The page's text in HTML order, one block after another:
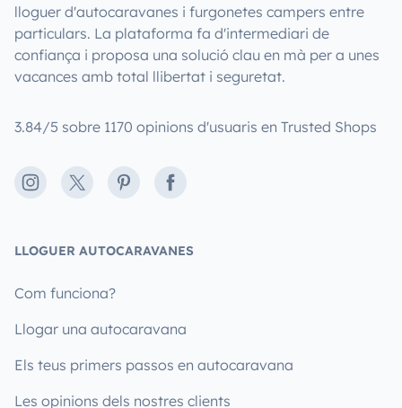
lloguer d'autocaravanes i furgonetes campers entre
particulars. La plataforma fa d'intermediari de
confiança i proposa una solució clau en mà per a unes
vacances amb total llibertat i seguretat.
3.84/5 sobre 1170 opinions d'usuaris en Trusted Shops
Instagram
X PinterestFacebook
LLOGUER AUTOCARAVANES
Com funciona?
Llogar una autocaravana
Els teus primers passos en autocaravana
Les opinions dels nostres clients